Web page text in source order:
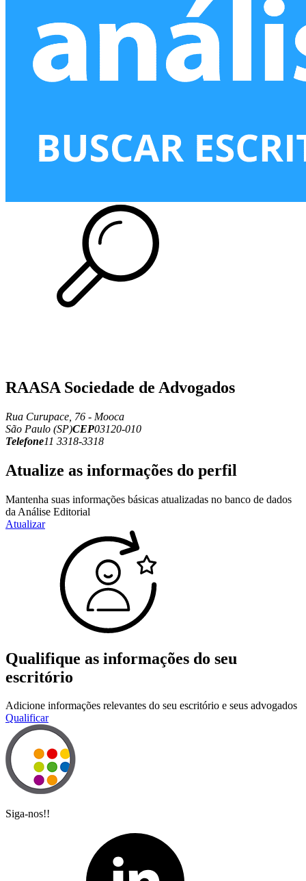
RAASA Sociedade de Advogados
Rua Curupace, 76 - Mooca
São Paulo (SP)CEP03120-010
Telefone11 3318-3318
Atualize as informações do perfil
Mantenha suas informações básicas atualizadas no banco de dados
da Análise Editorial
Atualizar
Qualifique as informações do seu
escritório
Adicione informações relevantes do seu escritório e seus advogados
Qualificar
Siga-nos!!